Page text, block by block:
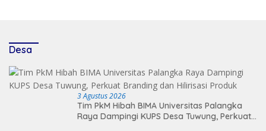
Desa
3 Agustus 2026
Tim PkM Hibah BIMA Universitas Palangka
Raya Dampingi KUPS Desa Tuwung, Perkuat